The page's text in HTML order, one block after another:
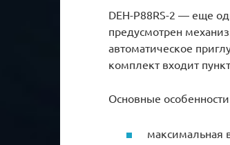
DEH-P88RS-2 — еще
предусмотрен
автоматическое
комплект входит
Основные особенности
максимальная